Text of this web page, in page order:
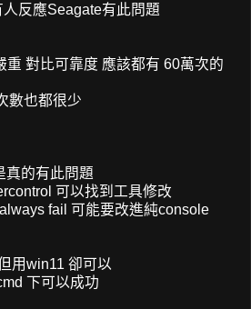
反應Seagate有此問題
重 對比可靠度 應該都有 60萬次的
數也都很少
真的有此問題
可以找到工具修改
fail 可能要改進純console
用win11 卻可以
下可以成功